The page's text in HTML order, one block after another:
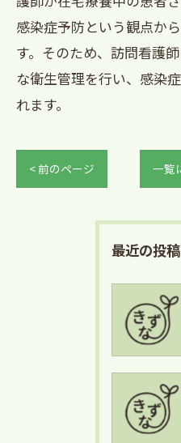
感染症予防という観点か
す。そのため、訪問看護
な衛生管理を行い、感染
れます。
< 前のページ 一覧
最近の投稿